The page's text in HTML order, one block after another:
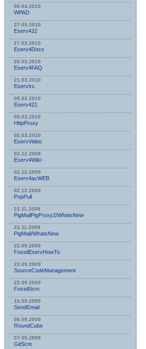
08.04.2010
WPAD
27.03.2010
Eserv422
27.03.2010
Eserv4Docs
26.03.2010
Eserv4FAQ
21.03.2010
EservIrc
05.03.2010
Eserv421
05.03.2010
HttpProxy
02.03.2010
EservVideo
02.12.2009
Eserv4Wiki
02.12.2009
Eserv4acWEB
02.12.2009
PopPull
22.11.2009
PigMailPigProxy2/WhatsNew
22.11.2009
PigMail/WhatsNew
22.09.2009
FossilEservHowTo
22.09.2009
SourceCodeManagement
22.09.2009
FossilScm
16.09.2009
SendEmail
08.09.2009
RoundCube
07.05.2009
GitScm